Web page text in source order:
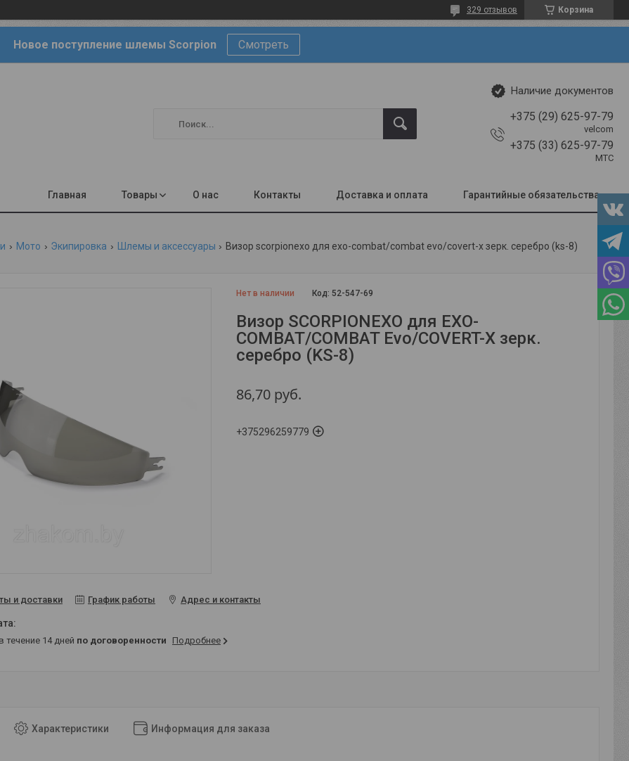
Корзина
329 отзывов
Новое поступление шлемы Scorpion Смотреть
Наличие документов
+375 (29) 625-97-79
velcom
+375 (33) 625-97-79
МТС
Главная Товары О нас Контакты Доставка и оплата Гарантийные обязательства
Мото Экипировка Шлемы и аксессуары Визор scorpionexo для exo-combat/combat evo/covert-x зерк. серебро (ks-8)
Нет в наличии Код:52-547-69
Визор SCORPIONEXO для EXO-
COMBAT/COMBAT Evo/COVERT-X зерк.
серебро (KS-8)
86,70 руб.
+375296259779
и доставки График работы Адрес и контакты
течение 14 дней по договоренности Подробнее
Характеристики Информация для заказа